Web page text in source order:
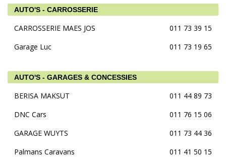
AUTO'S - CARROSSERIE
CARROSSERIE MAES JOS
011 73 39 15
Garage Luc
011 73 19 65
AUTO'S - GARAGES & CONCESSIES
BERISA MAKSUT
011 44 89 73
DNC Cars
011 76 15 06
GARAGE WUYTS
011 73 44 36
Palmans Caravans
011 41 50 15